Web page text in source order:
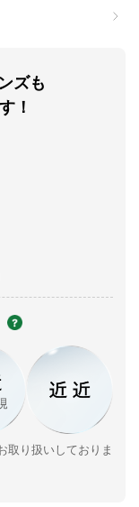
ズも
！
取り扱いしておりま